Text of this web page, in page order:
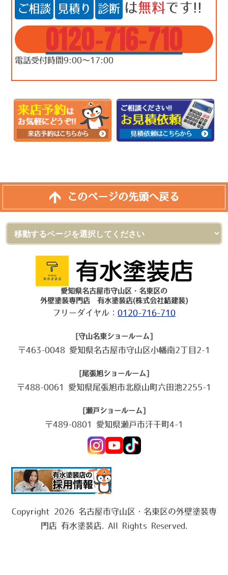
ご相談 見積り 診断 は無料です!!
0120-716-710
電話受付時間9:00～17:00
このページの先頭へ戻る
愛知県名古屋市守山区・名東区の
外壁塗装専門店 有水塗装店(株式会社結建装)
フリーダイヤル： 0120-716-710
[守山名東ショールーム]
〒463-0048 愛知県名古屋市守山区小幡南2丁目2-1
[尾張旭ショールーム]
〒488-0061 愛知県尾張旭市北原山町六田池2255-1
[瀬戸ショールーム]
〒489-0801 愛知県瀬戸市汗干町4-1
Copyright 2026 名古屋市守山区・名東区の外壁塗装専
門店 有水塗装店. All Rights Reserved.